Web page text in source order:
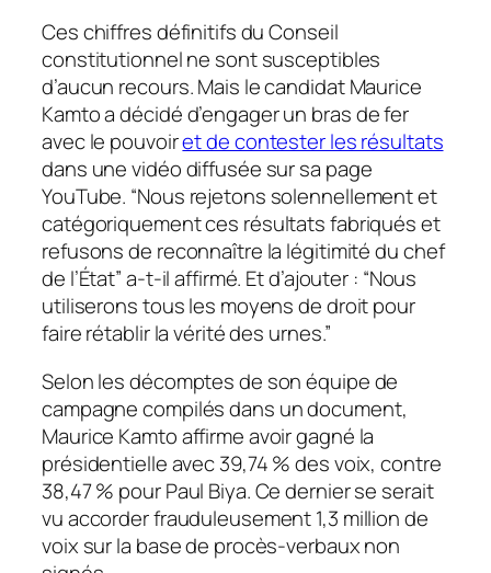
Ces chiffres définitifs du Conseil
constitutionnel ne sont susceptibles
d’aucun recours. Mais le candidat Maurice
Kamto a décidé d’engager un bras de fer
avec le pouvoiret de contester les résultats
dans une vidéo diffusée sur sa page
YouTube. “Nous rejetons solennellement et
catégoriquement ces résultats fabriqués et
refusons de reconnaître la légitimité du chef
de l’État” a-t-il affirmé. Et d’ajouter : “Nous
utiliserons tous les moyens de droit pour
faire rétablir la vérité des urnes.”
Selon les décomptes de son équipe de
campagne compilés dans un document,
Maurice Kamto affirme avoir gagné la
présidentielle avec 39,74 % des voix, contre
38,47 % pour Paul Biya. Ce dernier se serait
vu accorder frauduleusement 1,3 million de
voix sur la base de procès-verbaux non